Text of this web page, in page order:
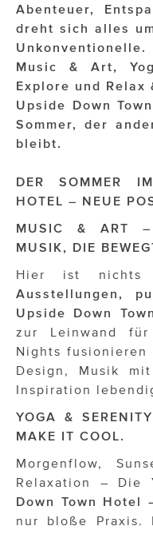
NEVER AGE
Nina Kraft – Kraft
NORMAL
rot weiss rosé
sehen!wutscher
SISTER ACT
St. Peter
Susanne Wuest
The Budims
THE GOODSTUFF
Upside Down Town
VieSFF – Vienna
ÜBER UNS
Abenteuer,
dreht sich alles
Music & Art,
Explore und
Upside Down
Sommer, der
bleibt.
DER SOMMER
HOTEL – NEUE
MUSIC & ART –
MUSIK, DIE
Hier ist nichts
Ausstellungen,
Upside Down
zur Leinwand
Nights
Design, Musik
Inspiration
YOGA &
MAKE IT COOL.
Morgenflow,
Relaxation – Die
Down Town Hotel
nur bloße Praxis.